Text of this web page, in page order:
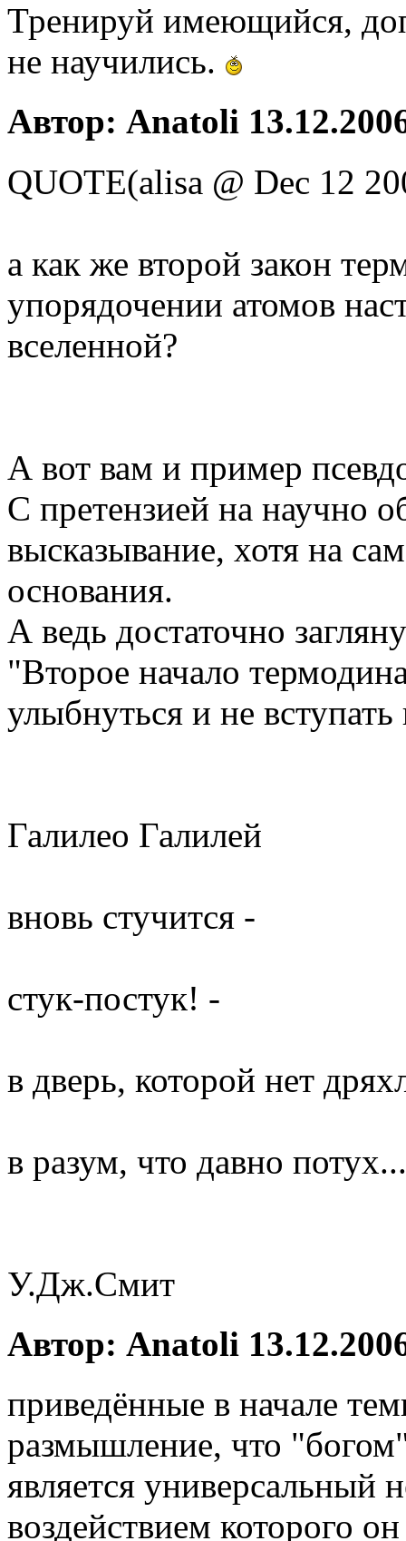
Тренируй имеющийся,
не научились.
Автор: Anatoli
QUOTE(alisa @ Dec 12
а как же второй закон
упорядочении атомов
вселенной?
А вот вам и пример
С претензией на научно
высказывание, хотя на
основания.
А ведь достаточно
"Второе начало
улыбнуться и не
Галилео Галилей
вновь стучится -
стук-постук! -
в дверь, которой нет
в разум, что давно потух...
У.Дж.Смит
Автор: Anatoli
приведённые в начале
размышление, что
является универсальный
воздействием которого